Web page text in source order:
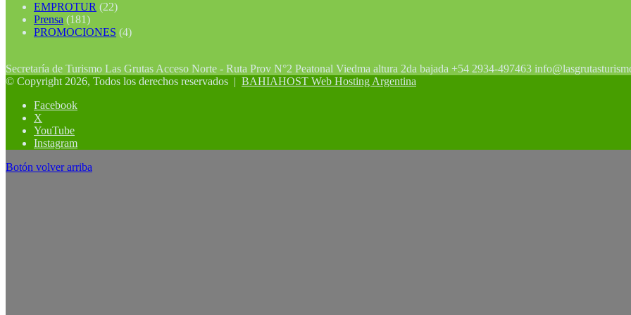
EMPROTUR (22)
Prensa (181)
PROMOCIONES (4)
Secretaría de Turismo Las Grutas Acceso Norte - Ruta Prov N°2 Peatonal Viedma altura 2da bajada +54 2934-497463
© Copyright 2026, Todos los derechos reservados | BAHIAHOST Web Hosting Argentina
Facebook
X
YouTube
Instagram
Botón volver arriba